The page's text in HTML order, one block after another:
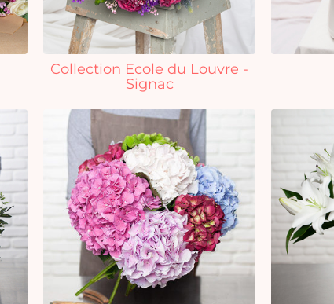
Collection Ecole du Louvre -
Signac